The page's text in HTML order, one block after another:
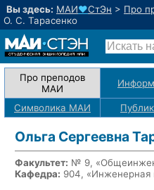
Вы здесь: МАИ♥СтЭн > Про
О. С. Тарасенко
Про преподов
МАИ
Символика МАИ
Ольга Сергеевна
Факультет: № 9,
Кафедра: 904, «Инженерная